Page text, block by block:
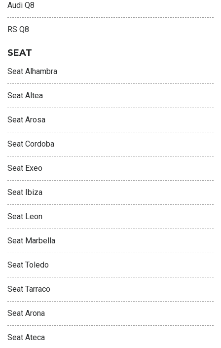
Audi Q8
RS Q8
SEAT
Seat Alhambra
Seat Altea
Seat Arosa
Seat Cordoba
Seat Exeo
Seat Ibiza
Seat Leon
Seat Marbella
Seat Toledo
Seat Tarraco
Seat Arona
Seat Ateca